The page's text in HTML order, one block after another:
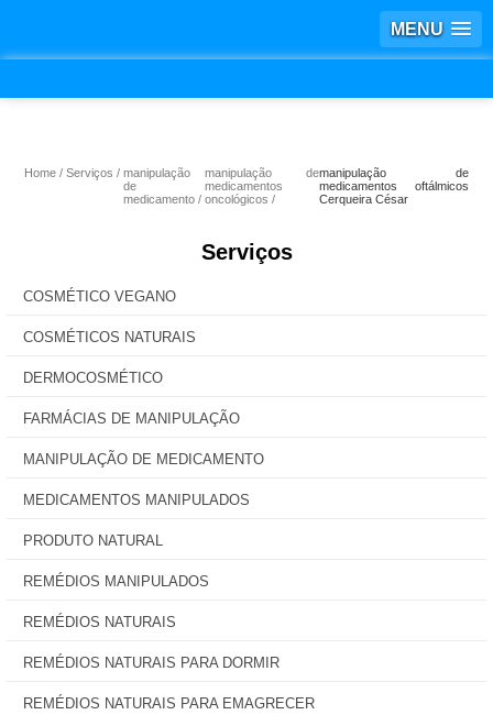
MENU
Home Serviços
manipulação
de
medicamento
manipulação de
medicamentos
oncológicos
manipulação de
medicamentos oftálmicos
Cerqueira César
Serviços
COSMÉTICO VEGANO
COSMÉTICOS NATURAIS
DERMOCOSMÉTICO
FARMÁCIAS DE MANIPULAÇÃO
MANIPULAÇÃO DE MEDICAMENTO
MEDICAMENTOS MANIPULADOS
PRODUTO NATURAL
REMÉDIOS MANIPULADOS
REMÉDIOS NATURAIS
REMÉDIOS NATURAIS PARA DORMIR
REMÉDIOS NATURAIS PARA EMAGRECER